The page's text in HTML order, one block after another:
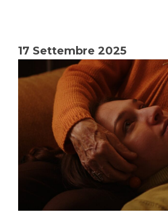
17 Settembre 2025